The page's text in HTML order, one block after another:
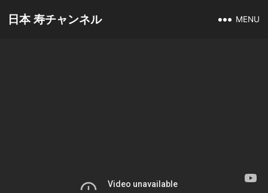
日本 寿チャンネル MENU